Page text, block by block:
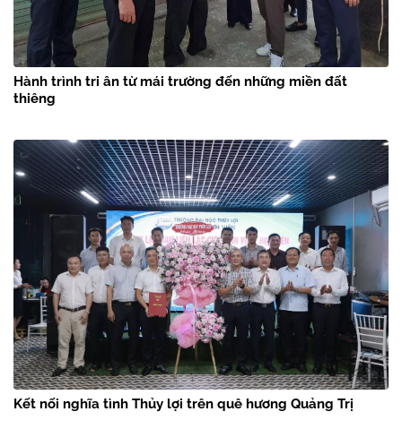
Hành trình tri ân từ mái trường đến những miền đất
thiêng
Kết nối nghĩa tình Thủy lợi trên quê hương Quảng Trị